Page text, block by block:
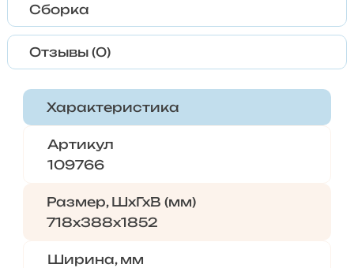
Сборка
Отзывы (0)
Характеристика
Артикул
109766
Размер, ШхГхВ (мм)
718х388х1852
Ширина, мм